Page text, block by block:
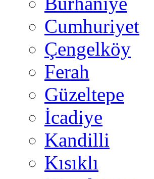
Cumhuriyet
Çengelköy
Ferah
Güzeltepe
İcadiye
Kandilli
Kısıklı